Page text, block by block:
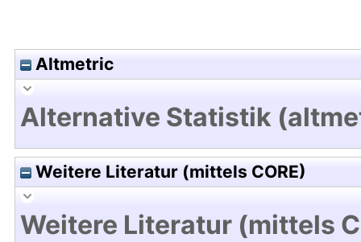
Altmetric
Alternative Statistik
Weitere Literatur (mittels CORE)
Weitere Literatur (mittels